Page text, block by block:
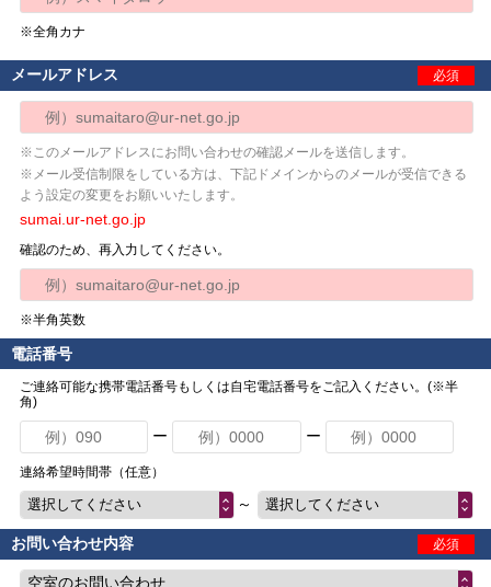
※全角カナ
メールアドレス 必須
※このメールアドレスにお問い合わせの確認メールを送信します。
※メール受信制限をしている方は、下記ドメインからのメールが受信できる
よう設定の変更をお願いいたします。
sumai.ur-net.go.jp
確認のため、再入力してください。
※半角英数
電話番号
ご連絡可能な携帯電話番号もしくは自宅電話番号をご記入ください。(※半
角)
ー ー
連絡希望時間帯（任意）
選択してください ～ 選択してください
お問い合わせ内容 必須